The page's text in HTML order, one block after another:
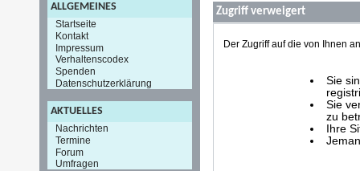
ALLGEMEINES
Startseite
Kontakt
Impressum
Verhaltenscodex
Spenden
Datenschutzerklärung
AKTUELLES
Nachrichten
Termine
Forum
Umfragen
Zugriff verweigert
Der Zugriff auf die von Ihnen
Sie
Sie
zu
Ihre